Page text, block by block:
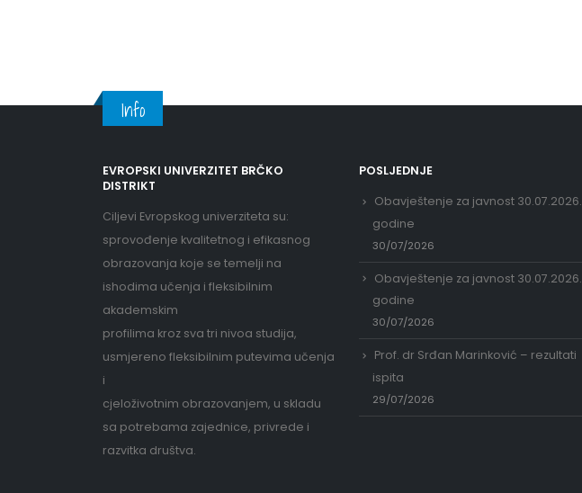
Info
EVROPSKI UNIVERZITET BRČKO
DISTRIKT
Ciljevi Evropskog univerziteta su:
sprovođenje kvalitetnog i efikasnog
obrazovanja koje se temelji na
ishodima učenja i fleksibilnim
akademskim
profilima kroz sva tri nivoa studija,
usmjereno fleksibilnim putevima učenja
i
cjeloživotnim obrazovanjem, u skladu
sa potrebama zajednice, privrede i
razvitka društva.
POSLJEDNJE
Obavještenje za javnost 30.07.2026.
godine
30/07/2026
Obavještenje za javnost 30.07.2026.
godine
30/07/2026
Prof. dr Srđan Marinković – rezultati
ispita
29/07/2026